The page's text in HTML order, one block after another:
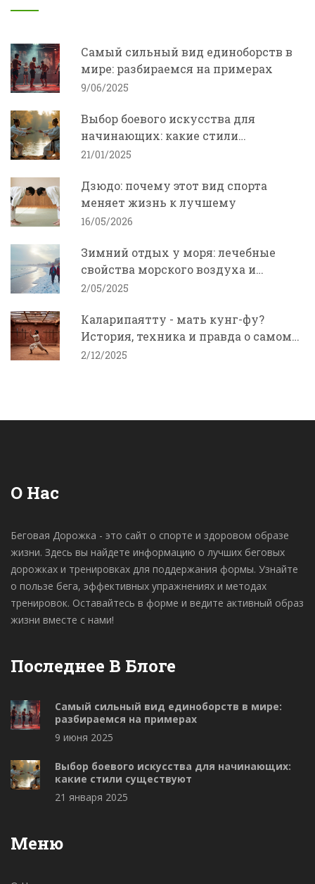
Самый сильный вид единоборств в
мире: разбираемся на примерах
9/06/2025
Выбор боевого искусства для
начинающих: какие стили
существуют
21/01/2025
Дзюдо: почему этот вид спорта
меняет жизнь к лучшему
16/05/2026
Зимний отдых у моря: лечебные
свойства морского воздуха и
полезные курорты
2/05/2025
Каларипаятту - мать кунг-фу?
История, техника и правда о самом
древнем боевом искусстве
2/12/2025
О Нас
Беговая Дорожка - это сайт о спорте и здоровом образе
жизни. Здесь вы найдете информацию о лучших беговых
дорожках и тренировках для поддержания формы. Узнайте
о пользе бега, эффективных упражнениях и методах
тренировок. Оставайтесь в форме и ведите активный образ
жизни вместе с нами!
Последнее В Блоге
Самый сильный вид единоборств в мире:
разбираемся на примерах
9 июня 2025
Выбор боевого искусства для начинающих:
какие стили существуют
21 января 2025
Меню